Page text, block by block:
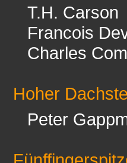
T.H. Carson
Francois
Charles
Hoher
Peter